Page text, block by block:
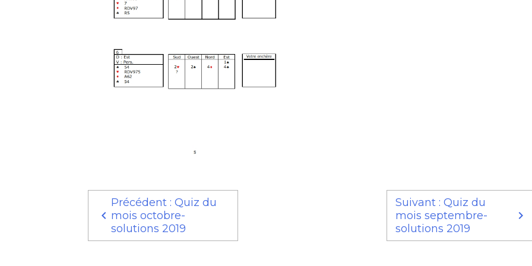
Précédent : Quiz du
mois octobre-
solutions 2019
Suivant : Quiz du
mois septembre-
solutions 2019